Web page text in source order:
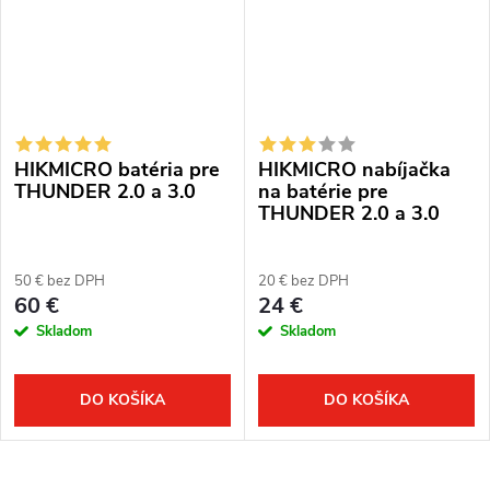
HIKMICRO batéria pre
THUNDER 2.0 a 3.0
50 € bez DPH
60 €
Skladom
DO KOŠÍKA
HIKMICRO nabíjačka
na batérie pre
THUNDER 2.0 a 3.0
20 € bez DPH
24 €
Skladom
DO KOŠÍKA